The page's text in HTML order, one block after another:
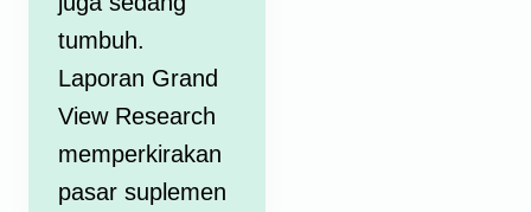
tumbuh.
Laporan Grand
View Research
memperkirakan
pasar suplemen